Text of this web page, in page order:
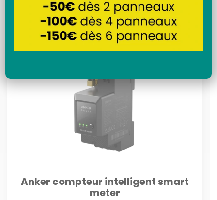
Recherche
Anker compteur intelligent smart
meter